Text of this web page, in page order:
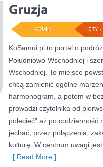
STY -
ADMIN
KoSamui.pl to portal o
Południowo-Wschodniej i
Wschodniej. To miejsce
chcą zamienić ogólne
harmonogram, a potem w
prowadzi czytelnika od
polecieć” aż po codzienność
jechać, przez połączenia,
kulturę. W centrum uwagi
[ Read More ]